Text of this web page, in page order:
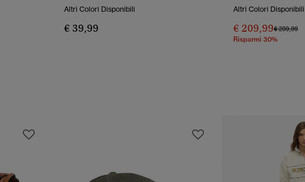
Altri Colori Disponibili
€ 39,99
Altri Colori Disponibili
€ 209,99Prezzo
€ 299,99A
Risparmi 30%